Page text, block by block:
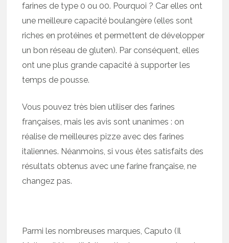
farines de type 0 ou 00. Pourquoi ? Car elles ont
une meilleure capacité boulangère (elles sont
riches en protéines et permettent de développer
un bon réseau de gluten). Par conséquent, elles
ont une plus grande capacité à supporter les
temps de pousse.
Vous pouvez très bien utiliser des farines
françaises, mais les avis sont unanimes : on
réalise de meilleures pizze avec des farines
italiennes. Néanmoins, si vous êtes satisfaits des
résultats obtenus avec une farine française, ne
changez pas.
Parmi les nombreuses marques, Caputo (Il